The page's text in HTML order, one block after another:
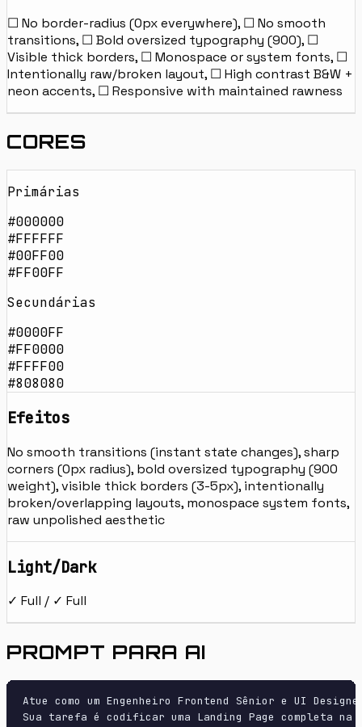
☐ No border-radius (0px everywhere), ☐ No smooth
transitions, ☐ Bold oversized typography (900), ☐
Visible thick borders, ☐ Monospace or system fonts, ☐
Intentionally raw/broken layout, ☐ High contrast B&W +
neon accents, ☐ Responsive with maintained rawness
CORES
Primárias
#000000
#FFFFFF
#00FF00
#FF00FF
Secundárias
#0000FF
#FF0000
#FFFF00
#808080
Efeitos
No smooth transitions (instant state changes), sharp
corners (0px radius), bold oversized typography (900
weight), visible thick borders (3-5px), intentionally
broken/overlapping layouts, monospace system fonts,
raw unpolished aesthetic
Light/Dark
✓ Full / ✓ Full
PROMPT PARA AI
Atue como um Engenheiro Frontend Sênior e UI
Sua tarefa é codificar uma Landing Page completa